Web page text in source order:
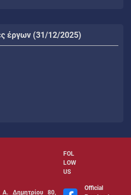
έργων (31/12/2025)
FOL
LOW
US
Δημητρίου 80,
Official